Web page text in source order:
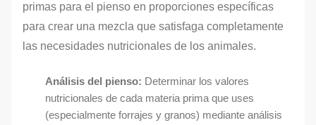
primas para el pienso en proporciones específicas
para crear una mezcla que satisfaga completamente
las necesidades nutricionales de los animales.
Análisis del pienso: Determinar los valores
nutricionales de cada materia prima que uses
(especialmente forrajes y granos) mediante análisis